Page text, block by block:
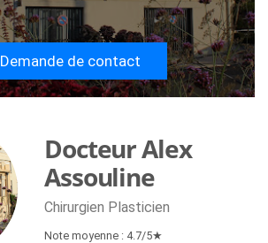
Demande de contact
Docteur Alex
Assouline
Chirurgien Plasticien
Note moyenne : 4.7/5★